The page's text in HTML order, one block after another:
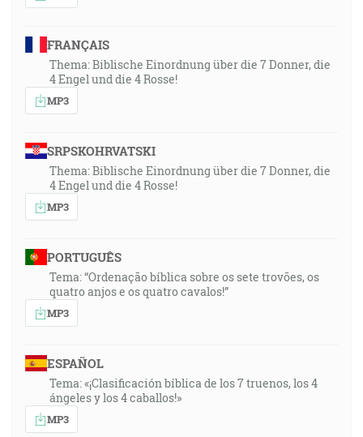
FRANÇAIS
Thema: Biblische Einordnung über die 7 Donner, die
4 Engel und die 4 Rosse!
MP3
SRPSKOHRVATSKI
Thema: Biblische Einordnung über die 7 Donner, die
4 Engel und die 4 Rosse!
MP3
PORTUGUÊS
Tema: “Ordenação bíblica sobre os sete trovões, os
quatro anjos e os quatro cavalos!”
MP3
ESPAÑOL
Tema: «¡Clasificación bíblica de los 7 truenos, los 4
ángeles y los 4 caballos!»
MP3